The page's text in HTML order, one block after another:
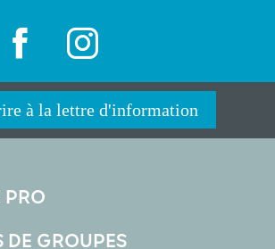
à la lettre d'information
PRO
DE GROUPES